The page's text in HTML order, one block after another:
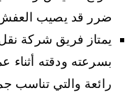
ضرر قد يصيب العفش
بسرعته ودقته أثناء
رائعة والتي تناسب